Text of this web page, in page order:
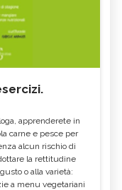
apprenderete in
carne e pesce per
alcun rischio di
la rettitudine
o alla varietà:
a menu vegetariani